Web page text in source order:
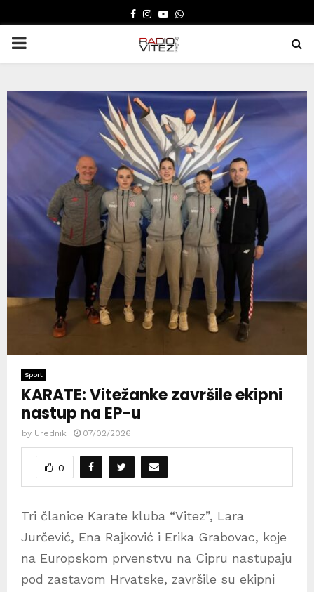
FACEBOOK
INSTAGRAM
YOUTUBE
WHATSAPP
PRIMARY
Sport
KARATE: Vitežanke završile ekipni
nastup na EP-u
by Urednik 07/02/2026
0
Tri članice Karate kluba “Vitez”, Lara
Jurčević, Ena Rajković i Erika Grabovac, koje
na Europskom prvenstvu na Cipru nastupaju
pod zastavom Hrvatske, završile su ekipni